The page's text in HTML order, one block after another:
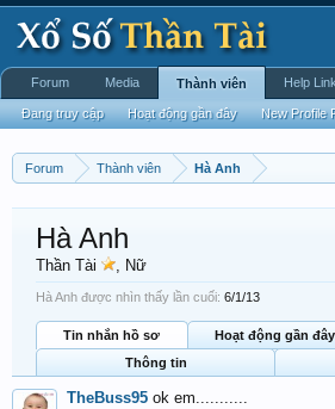
Forum Thành viên Hà Anh
Hà Anh
Thần Tài , Nữ
Hà Anh được nhìn thấy lần cuối: 6/1/13
Tin nhắn hồ sơ Hoạt động gần đây
Thông tin
TheBuss95 ok em...........
Forum Media Thành viên
Đang truy cập Hoạt động gần đây New Profile
Help